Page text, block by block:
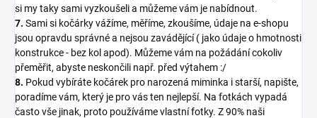
si my taky sami vyzkoušeli a můžeme vám je nabídnout.
7. Sami si kočárky vážíme, měříme, zkoušíme, údaje na e-shopu
jsou opravdu správné a nejsou zavádějící ( jako údaje o hmotnosti
konstrukce - bez kol apod). Můžeme vám na požádání cokoliv
přeměřit, abyste neskončili např. před výtahem :/
8. Pokud vybíráte kočárek pro narozená miminka i starší, napište,
poradíme vám, který je pro vás ten nejlepší. Na fotkách vypadá
často vše jinak, proto používáme vlastní fotky. Z 90% naši